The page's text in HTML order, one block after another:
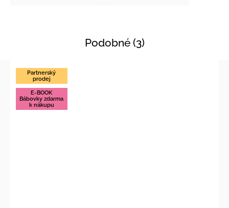
Podobné (3)
Partnerský
prodej
E-BOOK
Bábovky zdarma
k nákupu